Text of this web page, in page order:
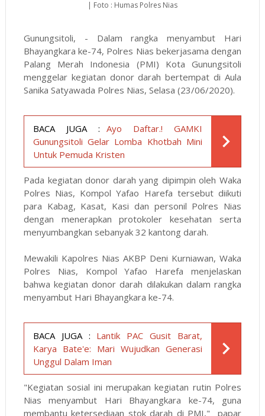
| Foto : Humas Polres Nias
Gunungsitoli, - Dalam rangka menyambut Hari
Bhayangkara ke-74, Polres Nias bekerjasama dengan
Palang Merah Indonesia (PMI) Kota Gunungsitoli
menggelar kegiatan donor darah bertempat di Aula
Sanika Satyawada Polres Nias, Selasa (23/06/2020).
BACA JUGA : Ayo Daftar.! GAMKI
Gunungsitoli Gelar Lomba Khotbah Mini
Untuk Pemuda Kristen
Pada kegiatan donor darah yang dipimpin oleh Waka
Polres Nias, Kompol Yafao Harefa tersebut diikuti
para Kabag, Kasat, Kasi dan personil Polres Nias
dengan menerapkan protokoler kesehatan serta
menyumbangkan sebanyak 32 kantong darah.
Mewakili Kapolres Nias AKBP Deni Kurniawan, Waka
Polres Nias, Kompol Yafao Harefa menjelaskan
bahwa kegiatan donor darah dilakukan dalam rangka
menyambut Hari Bhayangkara ke-74.
BACA JUGA : Lantik PAC Gusit Barat,
Karya Bate'e: Mari Wujudkan Generasi
Unggul Dalam Iman
"Kegiatan sosial ini merupakan kegiatan rutin Polres
Nias menyambut Hari Bhayangkara ke-74, guna
membantu ketersediaan stok darah di PMI," papar